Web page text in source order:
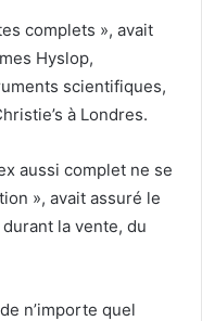
complets », avait
Hyslop,
scientifiques,
à Londres.
aussi complet ne se
», avait assuré le
la vente, du
n’importe quel